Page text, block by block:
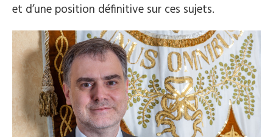
et d’une position définitive sur ces sujets.